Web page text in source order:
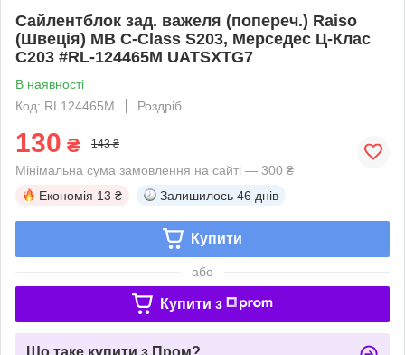
Сайлентблок зад. важеля (попереч.) Raiso
(Швеція) MB C-Class S203, Мерседес Ц-Клас
С203 #RL-124465M UATSXTG7
В наявності
Код: RL124465M
Роздріб
130 ₴ 143 ₴
Мінімальна сума замовлення на сайті — 300 ₴
Економія 13 ₴ Залишилось 46 днів
Купити
або
Купити з
Що таке купити з Пром?